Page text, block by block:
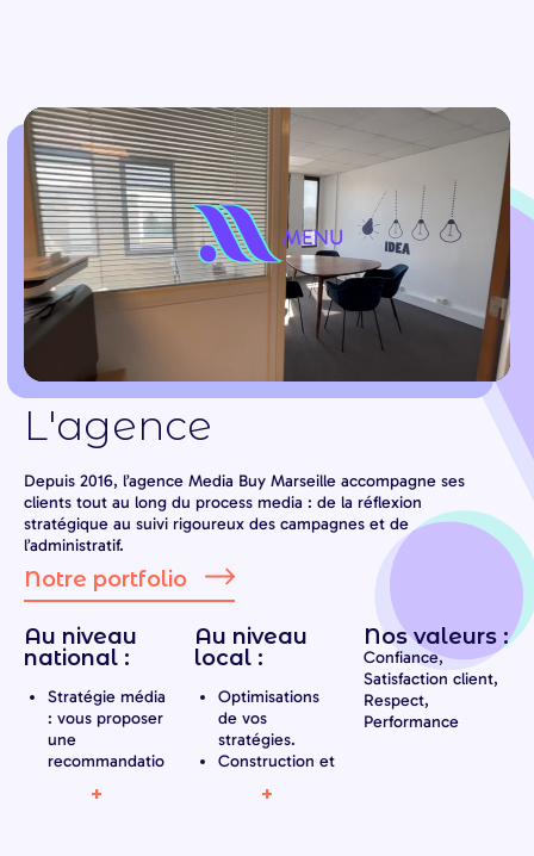
L'agence
Depuis 2016, l’agence Media Buy Marseille accompagne ses
clients tout au long du process media : de la réflexion
stratégique au suivi rigoureux des campagnes et de
l’administratif.
Notre portfolio
Au niveau
national :
Stratégie média
: vous proposer
une
recommandatio
répondre à vos
+
Au niveau
local :
Optimisations
de vos
stratégies.
Construction et
mix-média :
+
Nos valeurs :
Confiance,
Satisfaction client,
Respect,
Performance